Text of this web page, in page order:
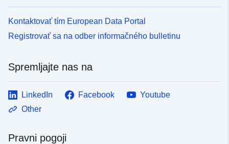
Kontaktovať tím European Data Portal
Registrovať sa na odber informačného bulletinu
Spremljajte nas na
LinkedIn Facebook
Youtube
Other
Pravni pogoji